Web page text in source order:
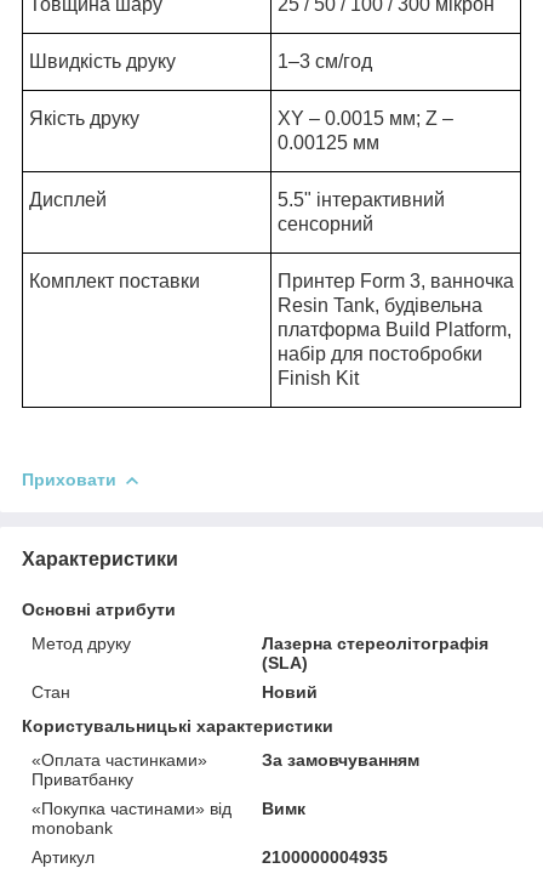
Швидкість друку 1–3 см/год
Якість друку
XY – 0.0015 мм; Z –
0.00125 мм
Дисплей
5.5" інтерактивний
сенсорний
Комплект поставки
Принтер Form 3, ванночка
Resin Tank, будівельна
платформа Build Platform,
набір для постобробки
Finish Kit
Приховати
Характеристики
Основні атрибути
Метод друку
Лазерна стереолітографія
(SLA)
Стан
Новий
Користувальницькі характеристики
«Оплата частинками»
Приватбанку
За замовчуванням
«Покупка частинами» від
monobank
Вимк
Артикул
2100000004935